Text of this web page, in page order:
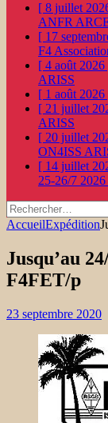
[ 8 juillet
ANFR
[ 17
F4
[ 4 août 2026
ARISS
[ 1 août 2026
[ 21 juillet
ARISS
[ 20 juillet
ON4ISS
[ 14 juillet
25-26/7 2026
Rechercher :
AccueilExpédition
Jusqu’au
F4FET/p
23 septembre 2020